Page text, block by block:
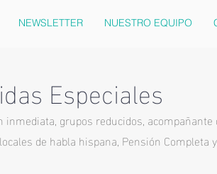
NEWSLETTER NUESTRO EQUIPO
grupos reducidos,
de habla hispana, Pensión Completa
Especiales